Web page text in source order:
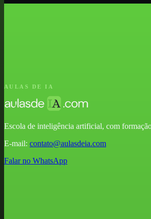
AULAS DE IA
Escola de inteligência artificial, com
E-mail: contato@aulasdeia.com
Falar no WhatsApp